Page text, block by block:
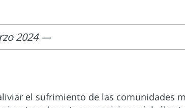
2024 —
el sufrimiento de las comunidades